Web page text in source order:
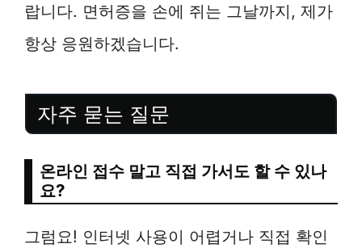
랍니다. 면허증을 손에 쥐는 그날까지, 제가
항상 응원하겠습니다.
자주 묻는 질문
온라인 접수 말고 직접 가서도 할 수 있나
요?
그럼요! 인터넷 사용이 어렵거나 직접 확인